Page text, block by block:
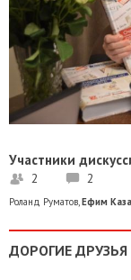
Участники
2 2
Роланд Руматов,Ефим
ДОРОГИЕ